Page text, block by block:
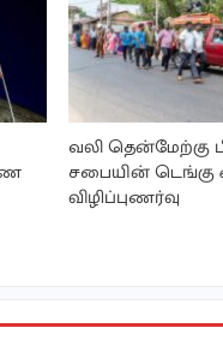
வலி தென்மேற்கு
சபையின் டெங்கு
விழிப்புணர்வு